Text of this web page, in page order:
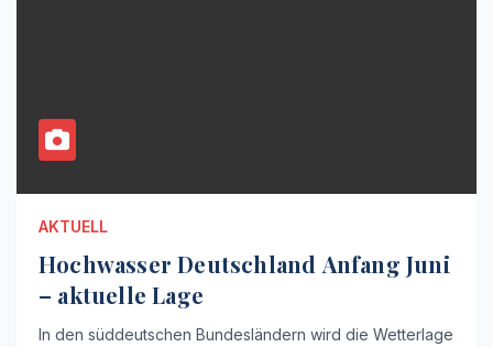
AKTUELL
Hochwasser Deutschland Anfang Juni
– aktuelle Lage
In den süddeutschen Bundesländern wird die Wetterlage